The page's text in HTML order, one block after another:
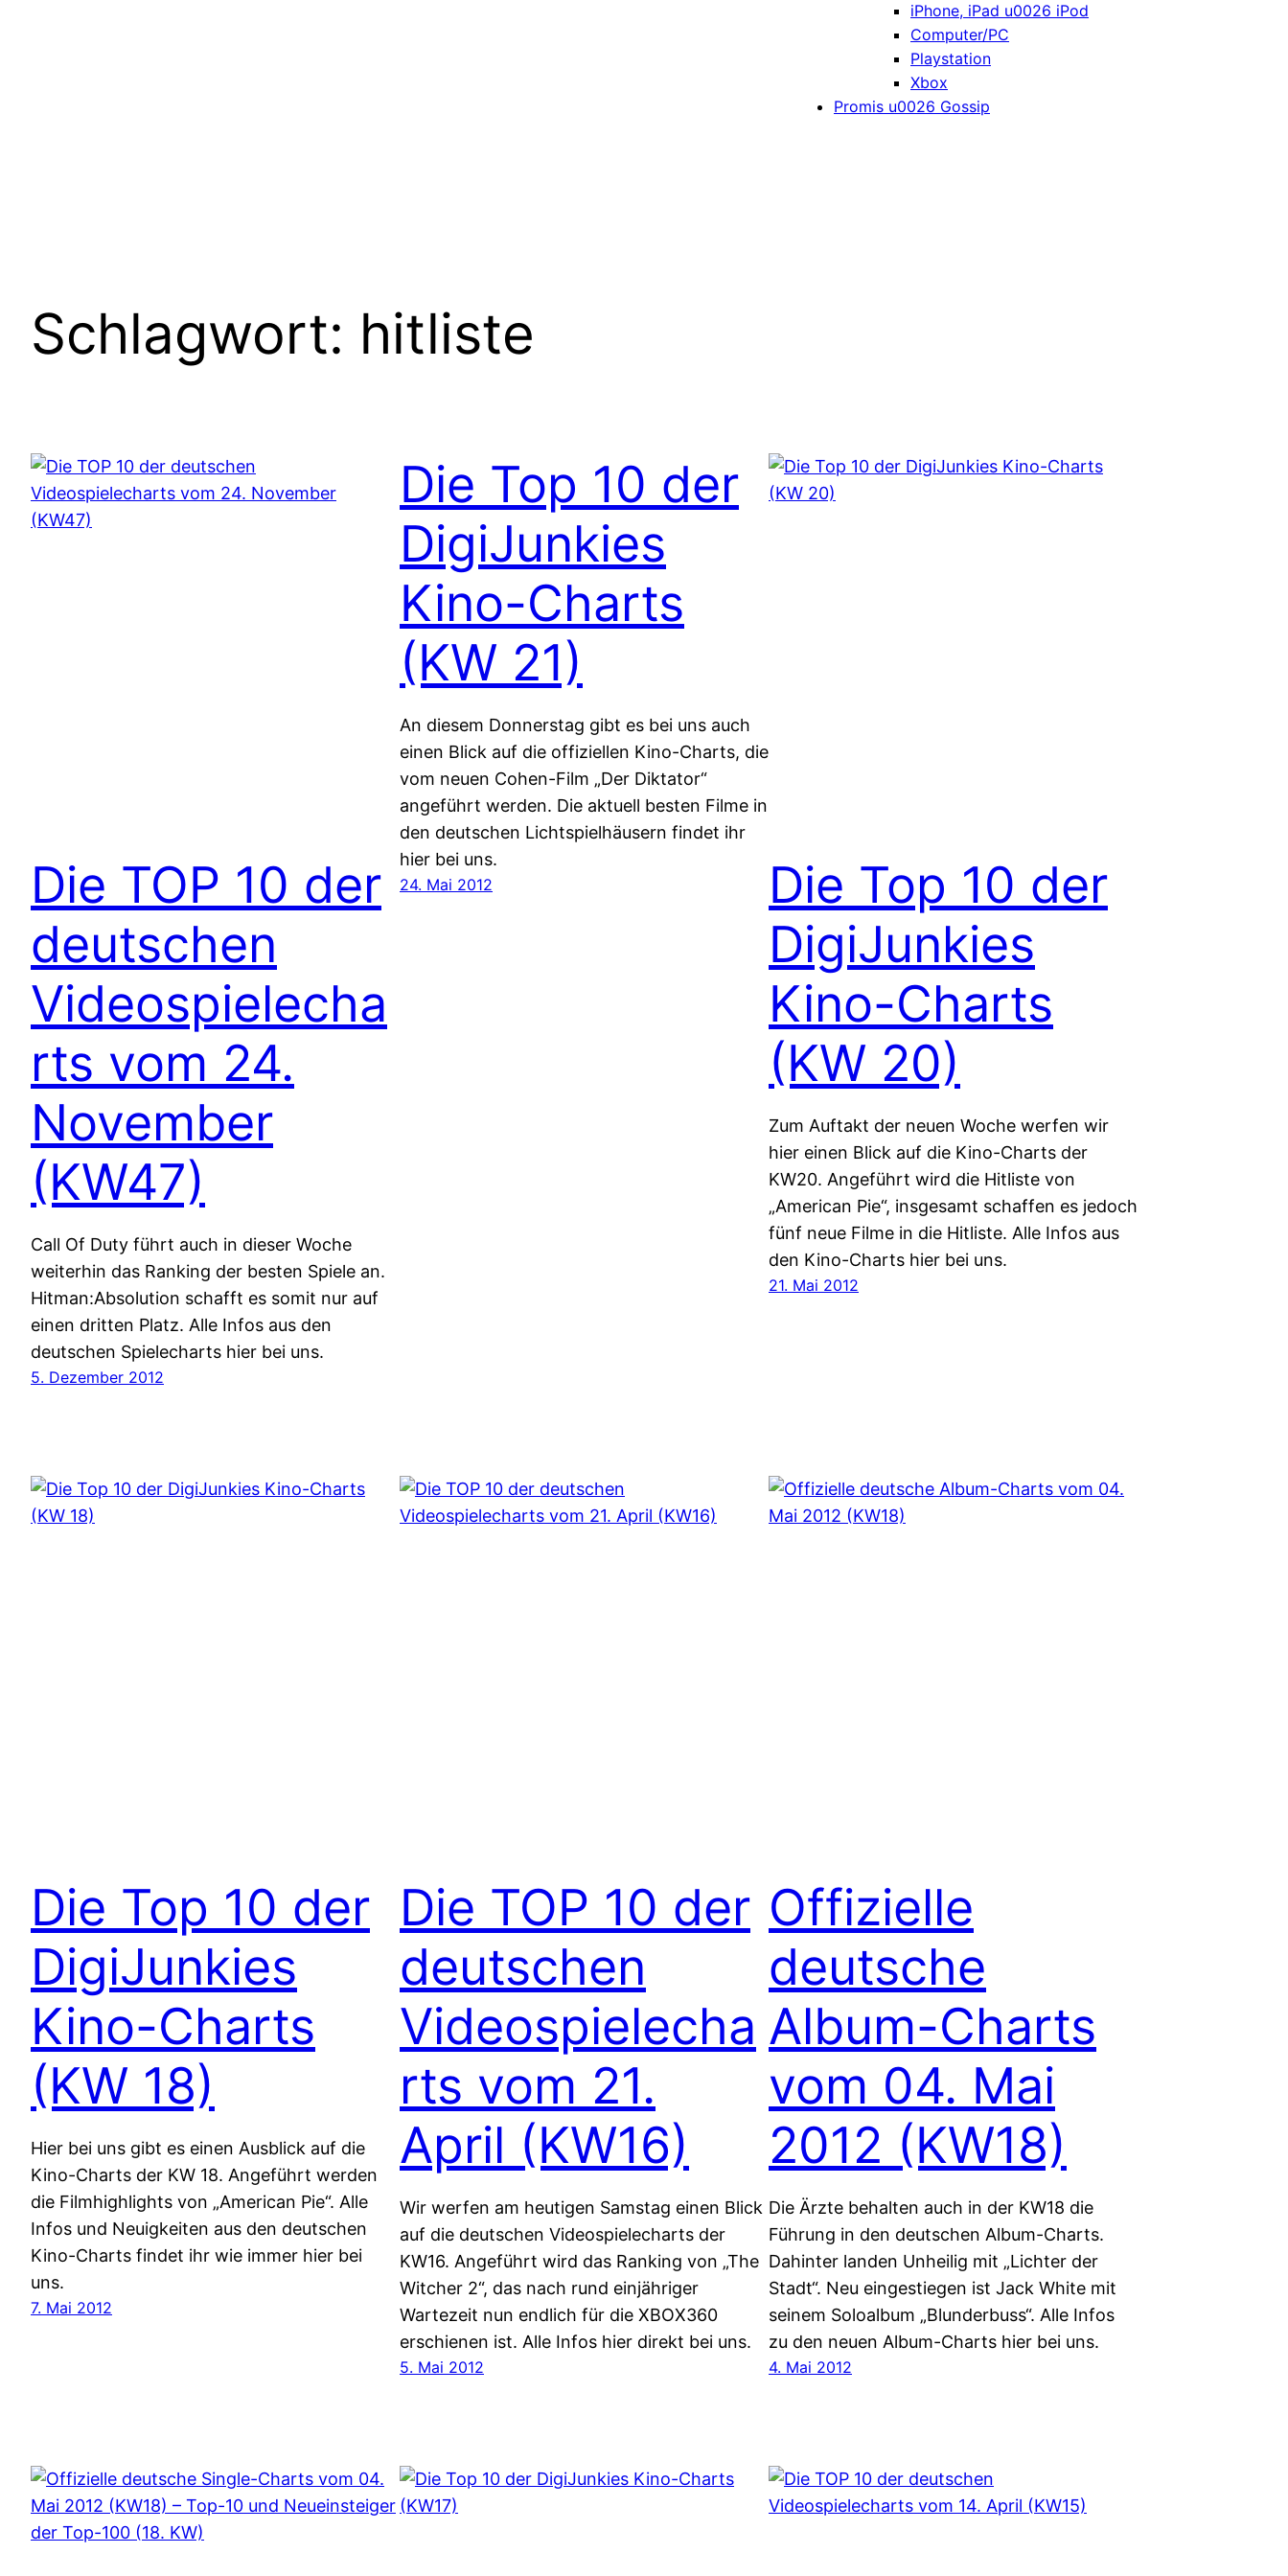
iPhone, iPad u0026 iPod
Computer/PC
Playstation
Xbox
Promis u0026 Gossip
Schlagwort: hitliste
Die TOP 10 der
deutschen
Videospielecha
rts vom 24.
November
(KW47)
Call Of Duty führt auch in dieser Woche
weiterhin das Ranking der besten Spiele an.
Hitman:Absolution schafft es somit nur auf
einen dritten Platz. Alle Infos aus den
deutschen Spielecharts hier bei uns.
5. Dezember 2012
Die Top 10 der
DigiJunkies
Kino-Charts
(KW 21)
An diesem Donnerstag gibt es bei uns auch
einen Blick auf die offiziellen Kino-Charts, die
vom neuen Cohen-Film „Der Diktator“
angeführt werden. Die aktuell besten Filme in
den deutschen Lichtspielhäusern findet ihr
hier bei uns.
24. Mai 2012
Die Top 10 der
DigiJunkies
Kino-Charts
(KW 20)
Zum Auftakt der neuen Woche werfen wir
hier einen Blick auf die Kino-Charts der
KW20. Angeführt wird die Hitliste von
„American Pie“, insgesamt schaffen es jedoch
fünf neue Filme in die Hitliste. Alle Infos aus
den Kino-Charts hier bei uns.
21. Mai 2012
Die Top 10 der
DigiJunkies
Kino-Charts
(KW 18)
Hier bei uns gibt es einen Ausblick auf die
Kino-Charts der KW 18. Angeführt werden
die Filmhighlights von „American Pie“. Alle
Infos und Neuigkeiten aus den deutschen
Kino-Charts findet ihr wie immer hier bei
uns.
7. Mai 2012
Die TOP 10 der
deutschen
Videospielecha
rts vom 21.
April (KW16)
Wir werfen am heutigen Samstag einen Blick
auf die deutschen Videospielecharts der
KW16. Angeführt wird das Ranking von „The
Witcher 2“, das nach rund einjähriger
Wartezeit nun endlich für die XBOX360
erschienen ist. Alle Infos hier direkt bei uns.
5. Mai 2012
Offizielle
deutsche
Album-Charts
vom 04. Mai
2012 (KW18)
Die Ärzte behalten auch in der KW18 die
Führung in den deutschen Album-Charts.
Dahinter landen Unheilig mit „Lichter der
Stadt“. Neu eingestiegen ist Jack White mit
seinem Soloalbum „Blunderbuss“. Alle Infos
zu den neuen Album-Charts hier bei uns.
4. Mai 2012